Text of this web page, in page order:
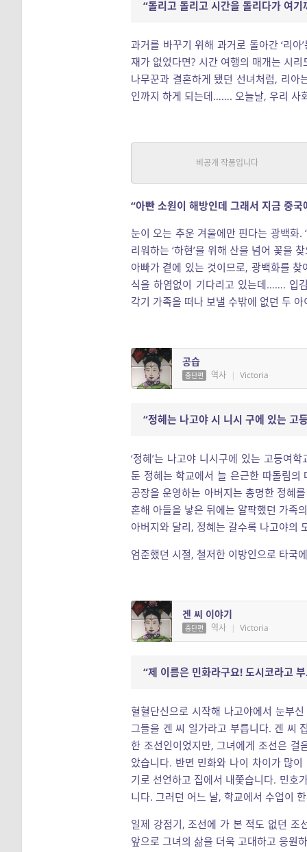
“돌리고 돌리고 시간을 돌리다가 여
과거를 바꾸기 위해 과거로 돌아간 ‘리
재가 없었다면? 시간 여행의 매개는 시
나무꾼과 결혼하게 됐던 선녀처럼, 리
인까지 하게 되는데……. 오늘날, 우리 사
겨울에 피는 꽃
일반 | 황월영
“아빤 소원이 해방인데 그래서 지금 중
눈이 오는 추운 겨울에만 핀다는 광백화.
리워하는 ‘하현’을 위해 산을 넘어 꽃을
아빠가 곁에 있는 것이므로, 광백화를
식을 하염없이 기다리고 있는데……. 입
각기 가족을 떠나 보낼 수밖에 없던 두
공습
중단편 역사 | Victoria
“정혜는 나고야 시 니시 구에 있는 고
‘정혜’는 나고야 니시구에 있는 고등여
둔 정혜는 학교에서 늘 은근한 따돌림의
공장을 운영하는 아버지는 총명한 정혜
혼해 아들을 낳은 뒤에는 얄팍했던 가족
아버지와 달리, 정혜는 갈수록 나고야
엄준했던 시절, 철저한 이방인으로 타국
겐 씨 이야기
중단편 역사 | Victoria
“제 이름은 민화라구요! 도시코라고
혈혈단신으로 시작해 나고야에서 눈부
그들을 겐 씨 일가라고 부릅니다. 겐 씨
한 조선인이었지만, 그녀에게 조선은 걸
았습니다. 반면 민화와 나이 차이가 많
기로 선언하고 집에서 내쫓습니다. 민호
니다. 그러던 어느 날, 학교에서 수업이
일제 강점기, 조선에 가 본 적도 없던 조
앞으로 그녀의 삶을 더욱 고대하고 응원